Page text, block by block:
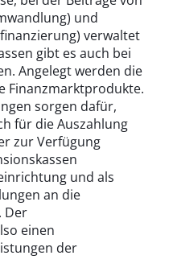
und
verwaltet
gibt es auch bei
Angelegt werden die
Finanzmarktprodukte.
sorgen dafür,
für die Auszahlung
zur Verfügung
und als
an die
Der
einen
der